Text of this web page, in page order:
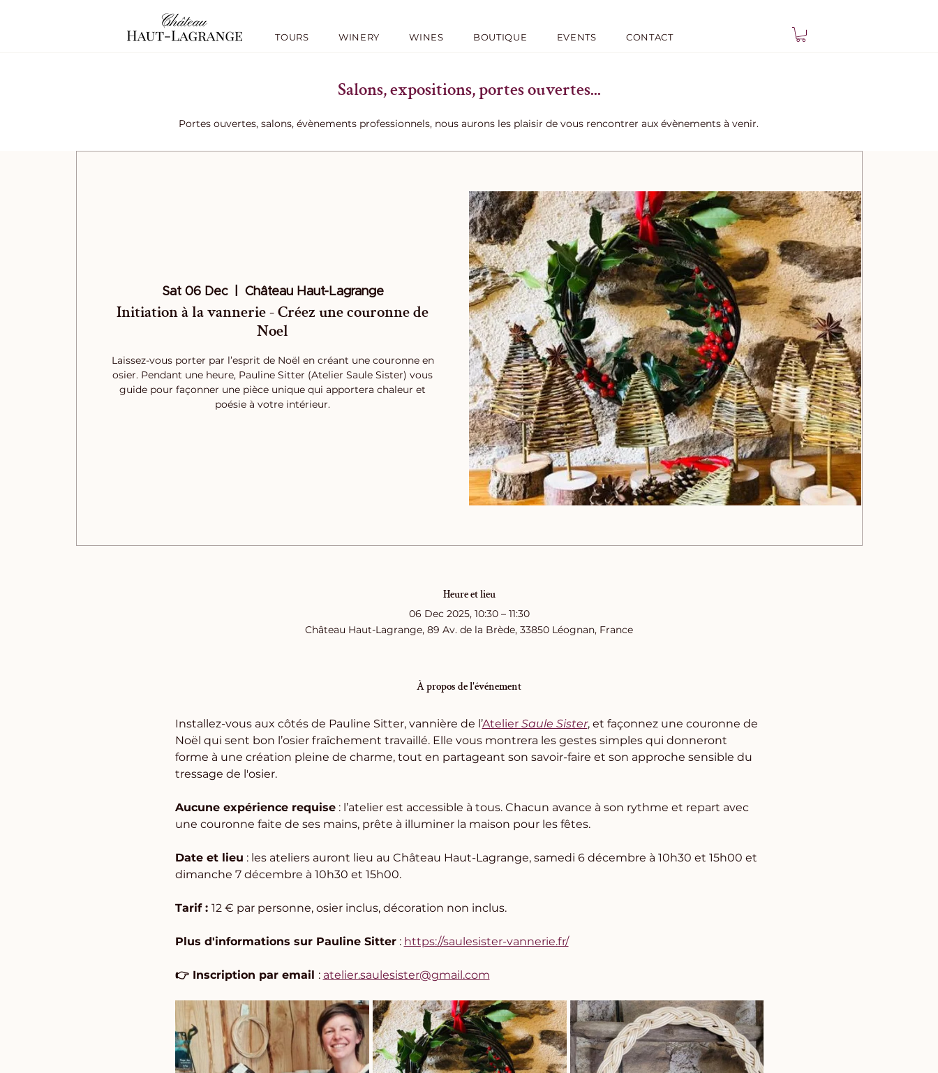
TOURS WINERY WINES BOUTIQUE EVENTS CONTACT
Salons, expositions, portes ouvertes...
Portes ouvertes, salons, évènements professionnels, nous aurons les plaisir de vous rencontrer aux évènements à venir.
Sat 06 Dec
  |
Château Haut-Lagrange
Initiation à la vannerie - Créez une couronne de
Noel
Laissez-vous porter par l’esprit de Noël en créant une couronne en
osier. Pendant une heure, Pauline Sitter (Atelier Saule Sister) vous
guide pour façonner une pièce unique qui apportera chaleur et
poésie à votre intérieur.
Heure et lieu
06 Dec 2025, 10:30 – 11:30
Château Haut-Lagrange, 89 Av. de la Brède, 33850 Léognan, France
À propos de l'événement
Installez-vous aux côtés de Pauline Sitter, vannière de l’Atelier Saule Sister, et façonnez une couronne de
Noël qui sent bon l’osier fraîchement travaillé. Elle vous montrera les gestes simples qui donneront
forme à une création pleine de charme, tout en partageant son savoir-faire et son approche sensible du
tressage de l'osier.
Aucune expérience requise : l’atelier est accessible à tous. Chacun avance à son rythme et repart avec
une couronne faite de ses mains, prête à illuminer la maison pour les fêtes.
Date et lieu : les ateliers auront lieu au Château Haut-Lagrange, samedi 6 décembre à 10h30 et 15h00 et
dimanche 7 décembre à 10h30 et 15h00.
Tarif : 12 € par personne, osier inclus, décoration non inclus.
Plus d'informations sur Pauline Sitter : https://saulesister-vannerie.fr/
👉 Inscription par email : atelier.saulesister@gmail.com